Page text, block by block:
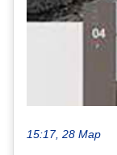
15:17, 28 Мар